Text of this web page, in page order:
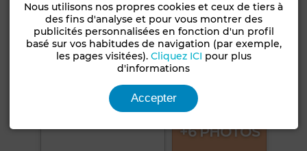
+6 PHOTOS
Nous utilisons nos propres cookies et ceux de tiers à
des fins d'analyse et pour vous montrer des
publicités personnalisées en fonction d'un profil
basé sur vos habitudes de navigation (par exemple,
les pages visitées). Cliquez ICI pour plus
d'informations
Accepter